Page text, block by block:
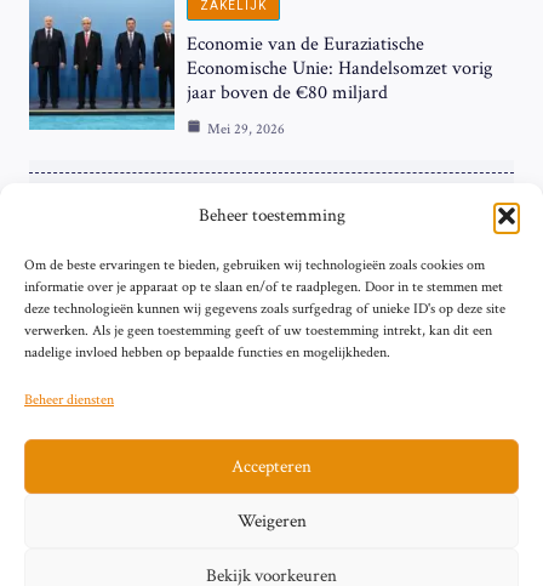
Beheer toestemming
Om de beste ervaringen te bieden, gebruiken wij technologieën zoals cookies om
informatie over je apparaat op te slaan en/of te raadplegen. Door in te stemmen met
deze technologieën kunnen wij gegevens zoals surfgedrag of unieke ID's op deze site
verwerken. Als je geen toestemming geeft of uw toestemming intrekt, kan dit een
nadelige invloed hebben op bepaalde functies en mogelijkheden.
Beheer diensten
Accepteren
Weigeren
Bekijk voorkeuren
ZAKELIJK
Economie van de Euraziatische
Economische Unie: Handelsomzet vorig
jaar boven de €80 miljard
Mei 29, 2026
ZAKELIJK
Hardnekkige Inflatie bij de ‘Grote Vier’
van de Eurozone
Mei 29, 2026
Sitemap Contact Privacybeleid (EU)
Impressum
Cookiebeleid (EU)